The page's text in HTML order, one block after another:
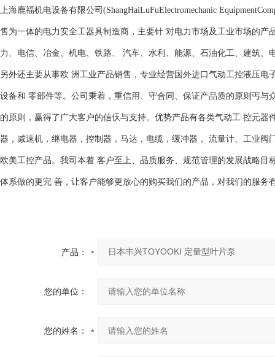
上海鹿福机电设备有限公司(ShangHaiLuFuElectromechanic
售为一体的电力安全工器具制造商，主要针 对电力市场及工业市场的
力、电信、冶金、机电、铁路、 汽车、水利、能源、石油化工、建筑
另外还主要从事欧 洲工业产品销售，专业经营国外进口气动工控液压
设备和 零部件等。公司秉着，重信用、守合同、保证产品质的原则丐
的原则，赢得了广大客户的信仸与支持。优势产品有各类气动工 控元
器，减速机，继电器，控制器，马达，电缆，缓冲器， 流量计、工业
欧美工控产品。我司本着 客户至上、品质服务、规范管理的发展战略
体系做的更完 善，让客户能够更放心的购买我们的产品，对我们的服务
产品：
您的单位：
您的姓名：